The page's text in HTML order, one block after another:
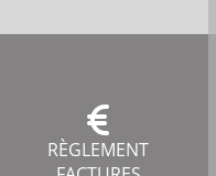
RÈGLEMENT